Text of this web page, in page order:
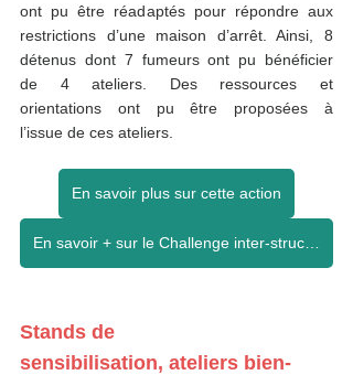
ont pu être réadaptés pour répondre aux
restrictions d’une maison d’arrêt. Ainsi, 8
détenus dont 7 fumeurs ont pu bénéficier
de 4 ateliers. Des ressources et
orientations ont pu être proposées à
l’issue de ces ateliers.
En savoir plus sur cette action
Stands de
sensibilisation, ateliers bien-